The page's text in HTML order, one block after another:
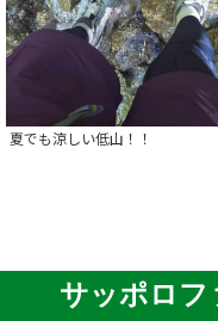
夏でも涼しい低山！！
サッポロフ